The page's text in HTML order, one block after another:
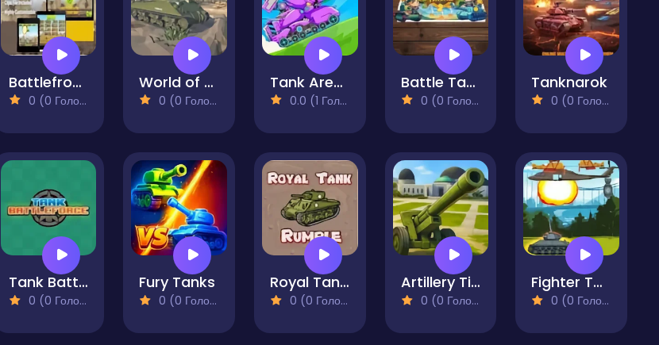
Battlefront Tank
0 (0 Голосів)
World of Military Tanks
0 (0 Голосів)
Tank Arena Steel Battle
0.0 (1 Голосів)
Battle Tanks 2
0 (0 Голосів)
Tanknarok
0 (0 Голосів)
Tank Battle Force
0 (0 Голосів)
Fury Tanks
0 (0 Голосів)
Royal Tank Rumble
0 (0 Голосів)
Artillery Time
0 (0 Голосів)
Fighter Tank Shooting Game
0 (0 Голосів)